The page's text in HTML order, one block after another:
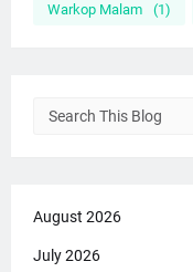
Warkop Malam (1)
August 2026
July 2026